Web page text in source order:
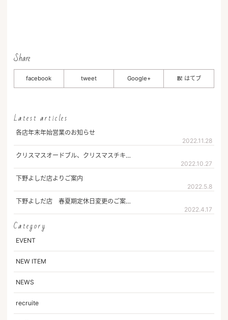
Share
facebook tweet Google+ はてブ
Latest articles
各店年末年始営業のお知らせ
2022.11.28
クリスマスオードブル、クリスマスチキ…
2022.10.27
下野よしだ店よりご案内
2022.5.8
下野よしだ店 春夏期定休日変更のご案…
2022.4.17
Category
EVENT
NEW ITEM
NEWS
recruite